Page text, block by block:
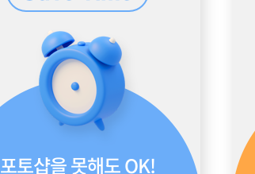
포토샵을 못해도 OK!